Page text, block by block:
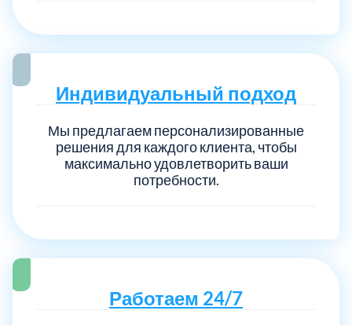
Индивидуальный подход
Мы предлагаем персонализированные
решения для каждого клиента, чтобы
максимально удовлетворить ваши
потребности.
Работаем 24/7